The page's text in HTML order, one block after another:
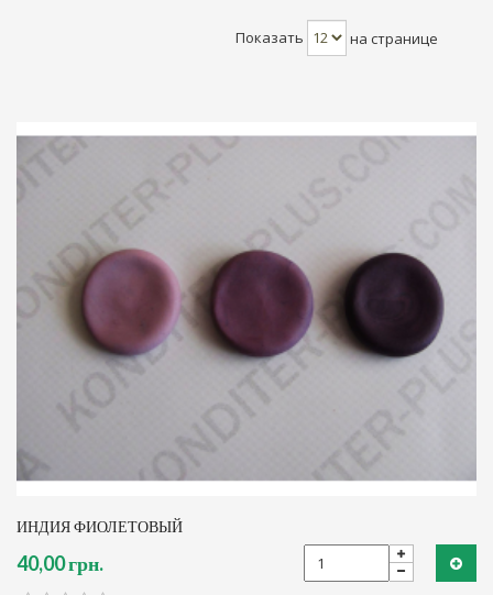
Показать на странице
ИНДИЯ ФИОЛЕТОВЫЙ
40,00 грн.